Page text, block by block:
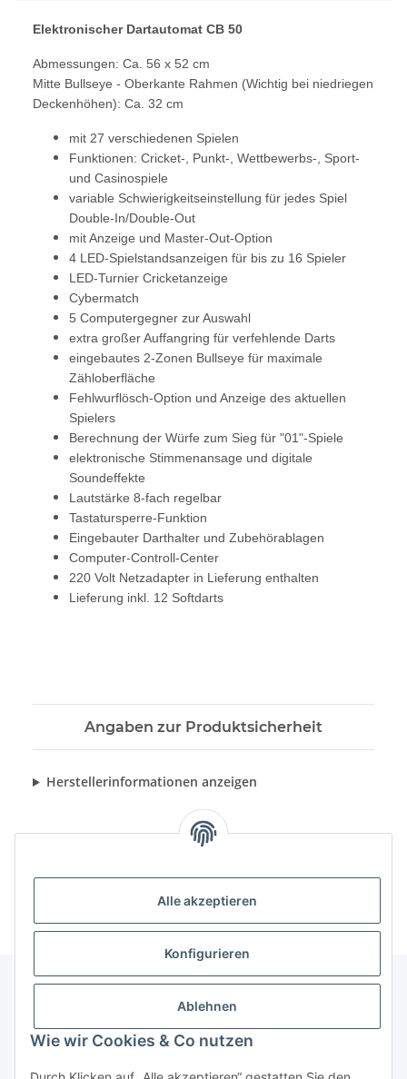
Alle akzeptieren
Konfigurieren
Ablehnen
Wie wir Cookies & Co nutzen
Elektronischer Dartautomat CB 50
Abmessungen: Ca. 56 x 52 cm
Mitte Bullseye - Oberkante Rahmen (Wichtig bei niedriegen
Deckenhöhen): Ca. 32 cm
mit 27 verschiedenen Spielen
Funktionen: Cricket-, Punkt-, Wettbewerbs-, Sport-
und Casinospiele
variable Schwierigkeitseinstellung für jedes Spiel
Double-In/Double-Out
mit Anzeige und Master-Out-Option
4 LED-Spielstandsanzeigen für bis zu 16 Spieler
LED-Turnier Cricketanzeige
Cybermatch
5 Computergegner zur Auswahl
extra großer Auffangring für verfehlende Darts
eingebautes 2-Zonen Bullseye für maximale
Zähloberfläche
Fehlwurflösch-Option und Anzeige des aktuellen
Spielers
Berechnung der Würfe zum Sieg für "01"-Spiele
elektronische Stimmenansage und digitale
Soundeffekte
Lautstärke 8-fach regelbar
Tastatursperre-Funktion
Eingebauter Darthalter und Zubehörablagen
Computer-Controll-Center
220 Volt Netzadapter in Lieferung enthalten
Lieferung inkl. 12 Softdarts
Angaben zur Produktsicherheit
Herstellerinformationen anzeigen
Gesetzliche Informationen